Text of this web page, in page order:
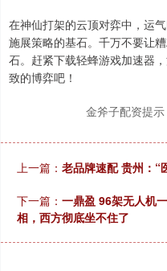
在神仙打架的云顶对弈中，运
施展策略的基石。千万不要让
石。赶紧下载轻蜂游戏加速器
致的博弈吧！
金斧子配资提示
上一篇： 老品牌速配 贵州：“
下一篇： 一鼎盈 96架无人机
相，西方彻底坐不住了